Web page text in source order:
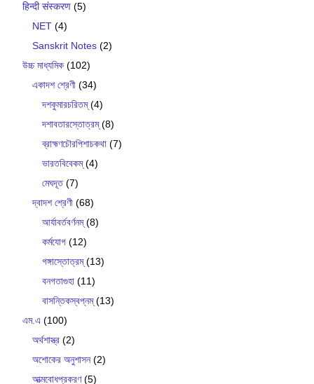
हिन्दी संस्करण (5)
NET (4)
Sanskrit Notes (2)
উচ্চ মাধ্যমিক (102)
একাদশ শ্রেণী (34)
দশকুমারচরিতম্(4)
দশাবতারস্তোত্রম্(8)
ব্রাহ্মণচৌরপিশাচকথা (7)
ভারতবিবেকম্(4)
মেঘদূত(7)
দ্বাদশ শ্রেণী (68)
আর্যাবর্তবর্ণনম্(8)
কর্মযোগ (12)
গঙ্গাস্তোত্রম্(13)
বনগতাগুহা (11)
বাসন্তিকস্বপ্নম্(13)
এম.এ (100)
অর্থশাস্ত্র (2)
অশোকের অনুশাসন(2)
আত্মবোধপ্রকরণ(5)